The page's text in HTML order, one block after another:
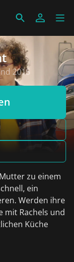
2015
zu einem
ein
Werden ihre
mit Rachels und
Küche